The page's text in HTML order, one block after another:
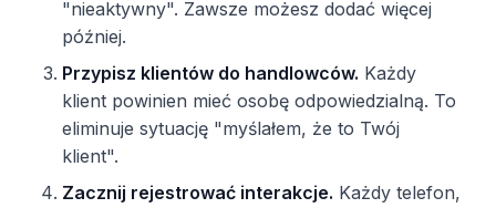
"nieaktywny". Zawsze możesz dodać więcej
później.
Przypisz klientów do handlowców. Każdy
klient powinien mieć osobę odpowiedzialną. To
eliminuje sytuację "myślałem, że to Twój
klient".
Zacznij rejestrować interakcje. Każdy telefon,